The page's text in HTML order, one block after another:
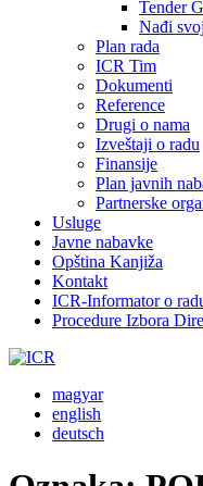
Tender
Nađi
Plan rada
ICR Tim
Dokumenti
Reference
Drugi o nama
Izveštaji o radu
Finansije
Plan javnih
Partnerske
Usluge
Javne nabavke
Opština Kanjiža
Kontakt
ICR-Informator o
Procedure Izbora
magyar
english
deutsch